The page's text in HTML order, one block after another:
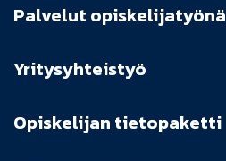
Palvelut opiskelijatyönä
Yritysyhteistyö
Opiskelijan tietopaketti